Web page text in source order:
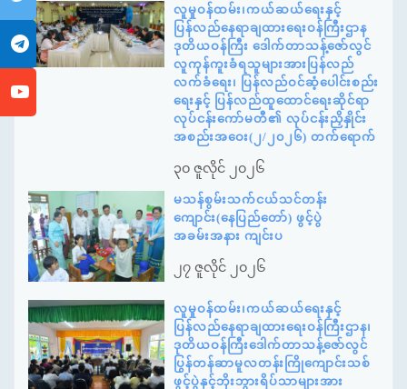
လူမှုဝန်ထမ်း၊ကယ်ဆယ်ရေးနှင့်
ပြန်လည်နေရာချထားရေးဝန်ကြီးဌာန
ဒုတိယဝန်ကြီး ဒေါက်တာသန့်ဇော်လွင်
လူကုန်ကူးခံရသူများအားပြန်လည်
လက်ခံရေး၊ ပြန်လည်ဝင်ဆံ့ပေါင်းစည်း
ရေးနှင့် ပြန်လည်ထူထောင်ရေးဆိုင်ရာ
လုပ်ငန်းကော်မတီ၏ လုပ်ငန်းညှိနှိုင်း
အစည်းအဝေး(၂/၂၀၂၆) တက်ရောက်
၃၀ ဇူလိုင် ၂၀၂၆
မသန်စွမ်းသက်ငယ်သင်တန်း
ကျောင်း(နေပြည်တော်) ဖွင့်ပွဲ
အခမ်းအနား ကျင်းပ
၂၇ ဇူလိုင် ၂၀၂၆
လူမှုဝန်ထမ်း၊ကယ်ဆယ်ရေးနှင့်
ပြန်လည်နေရာချထားရေးဝန်ကြီးဌာန၊
ဒုတိယဝန်ကြီးဒေါက်တာသန့်ဇော်လွင်
ပြွန်တန်ဆာမူလတန်းကြိုကျောင်းသစ်
ဖွင့်ပွဲနှင့်ဘိုးဘွားရိပ်သာများအား